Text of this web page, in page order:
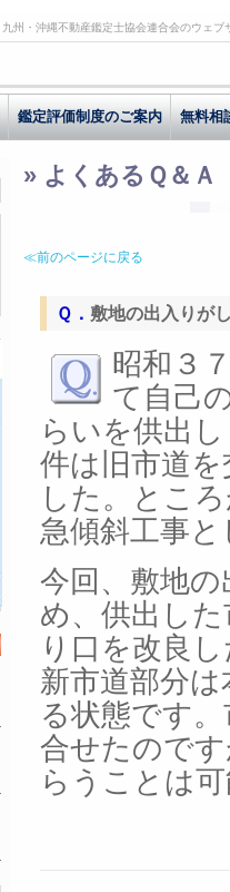
九州・沖縄不動産鑑定士協会連合会のウェ
鑑定評価制度のご案内 無料相
» よくあるＱ＆Ａ
≪前のページに戻る
Ｑ． 敷地の出入りが
昭和３
て自己
らいを供出
件は旧市道
した。とこ
急傾斜工事
今回、敷地
め、供出し
り口を改良
新市道部分
る状態です
合せたので
らうことは